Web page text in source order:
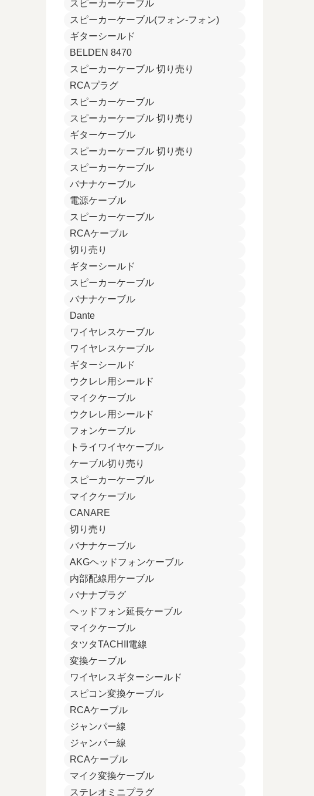
スピーカーケーブル
スピーカーケーブル(フォン-フォン)
ギターシールド
BELDEN 8470
スピーカーケーブル 切り売り
RCAプラグ
スピーカーケーブル
スピーカーケーブル 切り売り
ギターケーブル
スピーカーケーブル 切り売り
スピーカーケーブル
バナナケーブル
電源ケーブル
スピーカーケーブル
RCAケーブル
切り売り
ギターシールド
スピーカーケーブル
バナナケーブル
Dante
ワイヤレスケーブル
ワイヤレスケーブル
ギターシールド
ウクレレ用シールド
マイクケーブル
ウクレレ用シールド
フォンケーブル
トライワイヤケーブル
ケーブル切り売り
スピーカーケーブル
マイクケーブル
CANARE
切り売り
バナナケーブル
AKGヘッドフォンケーブル
内部配線用ケーブル
バナナプラグ
ヘッドフォン延長ケーブル
マイクケーブル
タツタTACHII電線
変換ケーブル
ワイヤレスギターシールド
スピコン変換ケーブル
RCAケーブル
ジャンパー線
ジャンパー線
RCAケーブル
マイク変換ケーブル
ステレオミニプラグ